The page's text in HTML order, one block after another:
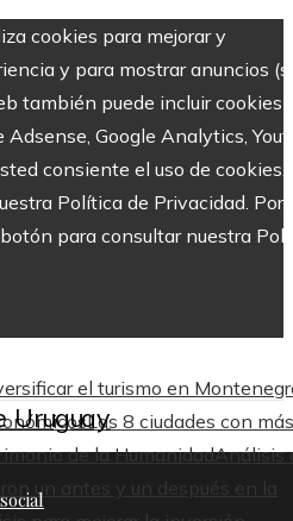
cookies para mejorar y
y para mostrar anuncios
también puede incluir cookies
Adsense, Google Analytics,
consiente el uso de cookies.
Política de Privacidad. Por
para consultar nuestra
el turismo en
Las 8 ciudades con más
de la HumanidadAnálisis
un antes y un después en la